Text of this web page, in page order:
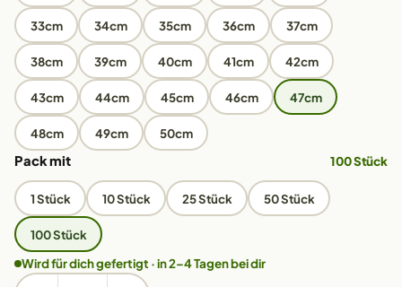
33cm 34cm 35cm 36cm 37cm
38cm 39cm 40cm 41cm 42cm
43cm 44cm 45cm 46cm 47cm
48cm 49cm 50cm
Pack mit 100 Stück
1 Stück 10 Stück 25 Stück 50 Stück
100 Stück
Wird für dich gefertigt · in 2–4 Tagen bei dir